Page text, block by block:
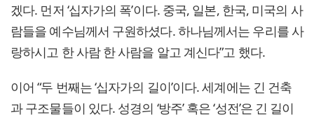
겠다. 먼저 ‘십자가의 폭’이다. 중국, 일본, 한국, 미국의 사
람들을 예수님께서 구원하셨다. 하나님께서는 우리를 사
랑하시고 한 사람 한 사람을 알고 계신다”고 했다.
이어 “두 번째는 ‘십자가의 길이’이다. 세계에는 긴 건축
과 구조물들이 있다. 성경의 ‘방주’ 혹은 ‘성전’은 긴 길이